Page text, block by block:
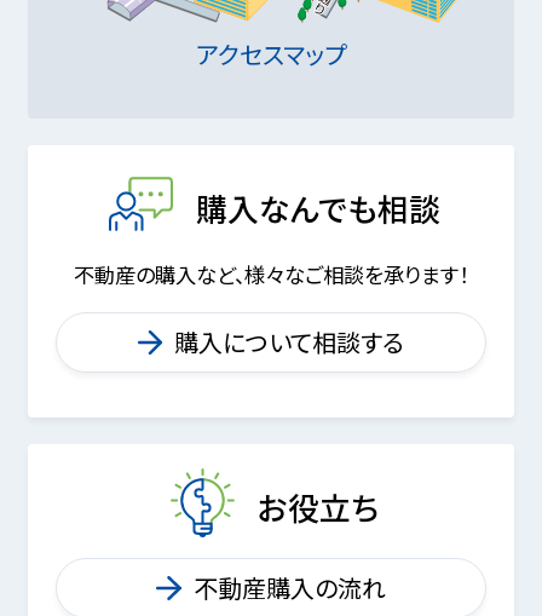
アクセスマップ
購入なんでも相談
不動産の購入など、様々なご相談を承ります！
購入について相談する
お役立ち
不動産購入の流れ